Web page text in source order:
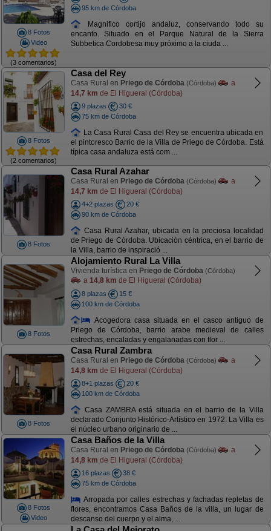
8 Fotos
Video
(3 comentarios)
95 km de Córdoba
Magnifico cortijo andaluz, conservando todo su
encanto. Situado en el Parque Natural de la Sierra
Subbetica Cordobesa muy próximo a la ciuda ...
8 Fotos
(2 comentarios)
Casa del Rey
Casa Rural en Priego de Córdoba (Córdoba)
a
14,7 km de El Higueral (Córdoba)
9 plazas
30 €
75 km de Córdoba
La Casa Rural Casa del Rey se encuentra ubicada en
el pintoresco Barrio de la Villa de Priego de Córdoba. Está
típica casa andaluza está com ...
8 Fotos
Casa Rural Azahar
Casa Rural en Priego de Córdoba (Córdoba)
a
14,7 km de El Higueral (Córdoba)
4+2 plazas
20 €
90 km de Córdoba
Casa Rural Azahar, ubicada en la preciosa localidad
de Priego de Córdoba. Ubicación céntrica, en el barrio de
la Villa, barrio de inspiració ...
8 Fotos
Alojamiento Rural La Villa
Vivienda turística en Priego de Córdoba (Córdoba)
a 14,8 km de El Higueral (Córdoba)
8 plazas
15 €
100 km de Córdoba
Acogedora casa situada en el casco antiguo de
Priego de Córdoba, barrio arabe medieval de calles
estrechas, encaladas y engalanadas con flor ...
8 Fotos
Casa Rural Zambra
Casa Rural en Priego de Córdoba (Córdoba)
a
14,8 km de El Higueral (Córdoba)
8+1 plazas
20 €
100 km de Córdoba
Casa ZAMBRA está situada en el barrio de la Villa
declarado Conjunto Histórico-Artístico en 1972. La Villa es
el núcleo urbano originario de ...
8 Fotos
Video
Casa Baños de la Villa
Casa Rural en Priego de Córdoba (Córdoba)
a
14,8 km de El Higueral (Córdoba)
16 plazas
38 €
75 km de Córdoba
Arropada por calles estrechas y fachadas repletas de
flores, encontramos Casa Baños de la villa, un lugar de
descanso del cuerpo y el alma, ...